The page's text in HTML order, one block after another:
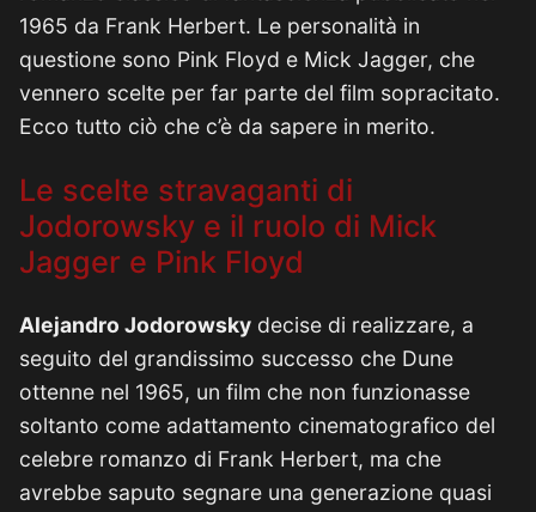
1965 da Frank Herbert. Le personalità in
questione sono Pink Floyd e Mick Jagger, che
vennero scelte per far parte del film sopracitato.
Ecco tutto ciò che c’è da sapere in merito.
Le scelte stravaganti di
Jodorowsky e il ruolo di Mick
Jagger e Pink Floyd
Alejandro Jodorowsky decise di realizzare, a
seguito del grandissimo successo che Dune
ottenne nel 1965, un film che non funzionasse
soltanto come adattamento cinematografico del
celebre romanzo di Frank Herbert, ma che
avrebbe saputo segnare una generazione quasi